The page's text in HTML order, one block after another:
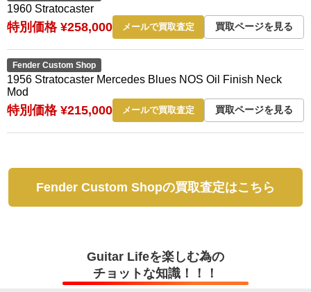
1960 Stratocaster
特別価格 ¥258,000 メールで買取査定 買取ページを見る
Fender Custom Shop
1956 Stratocaster Mercedes Blues NOS Oil Finish Neck
Mod
特別価格 ¥215,000 メールで買取査定 買取ページを見る
Fender Custom Shopの買取査定はこちら
Guitar Lifeを楽しむ為の
チョットな知識！！！